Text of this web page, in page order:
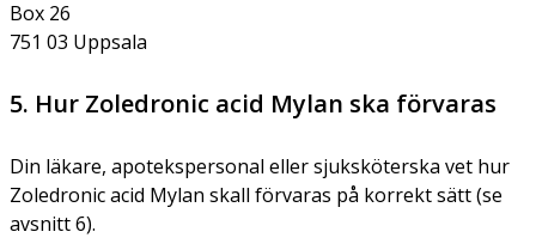
Box 26
751 03 Uppsala
5. Hur Zoledronic acid Mylan ska förvaras
Din läkare, apotekspersonal eller sjuksköterska vet hur
Zoledronic acid Mylan skall förvaras på korrekt sätt (se
avsnitt 6).